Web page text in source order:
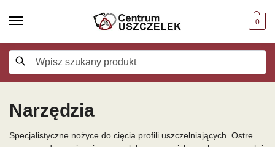
0
Narzędzia
Specjalistyczne nożyce do cięcia profili uszczelniających. Ostre